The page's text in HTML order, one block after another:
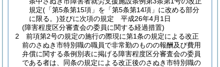
規定(「第5条第15項」を「第5条第14項」に改める部分
に限る。)並びに次項の規定 平成26年4月1日
(障害程度区分審査会の委員に関する経過措置)
2
前項第2号の規定の施行の際現に第1条の規定による改正
前のさぬき市特別職の職員で非常勤のものの報酬及び費用
弁償に関する条例別表に掲げる障害程度区分審査会の委員
である者は、同条の規定による改正後のさぬき市特別職の